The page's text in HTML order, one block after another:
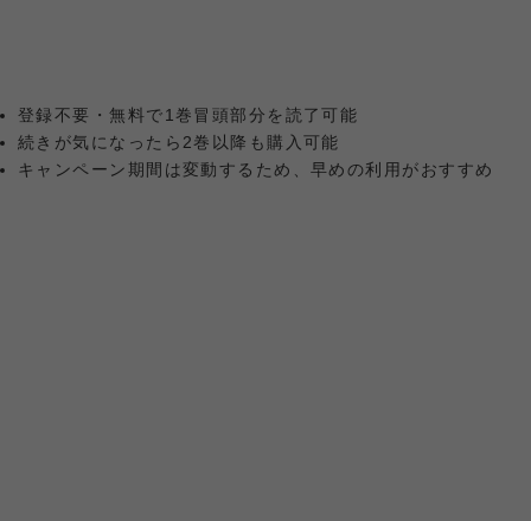
登録不要・無料で1巻冒頭部分を読了可能
続きが気になったら2巻以降も購入可能
キャンペーン期間は変動するため、早めの利用がおすすめ